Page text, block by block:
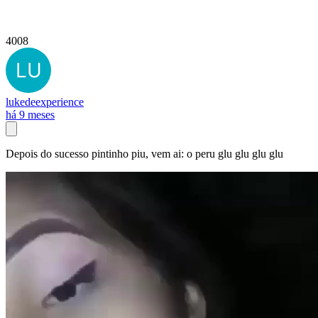
4008
lukedeexperience
há 9 meses
Depois do sucesso pintinho piu, vem ai: o peru glu glu glu glu